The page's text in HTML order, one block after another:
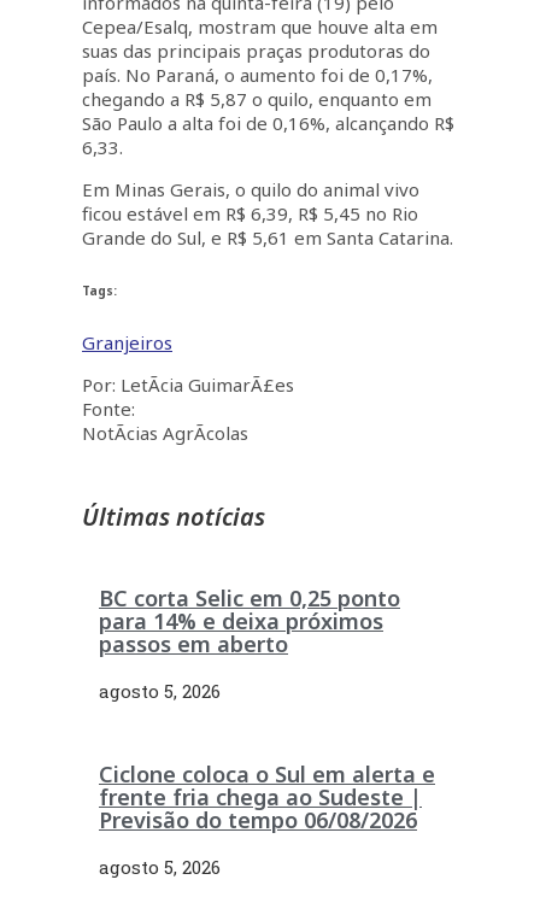
Cepea/Esalq, mostram que houve alta em
suas das principais praças produtoras do
país. No Paraná, o aumento foi de 0,17%,
chegando a R$ 5,87 o quilo, enquanto em
São Paulo a alta foi de 0,16%, alcançando R$
6,33.
Em Minas Gerais, o quilo do animal vivo
ficou estável em R$ 6,39, R$ 5,45 no Rio
Grande do Sul, e R$ 5,61 em Santa Catarina.
Tags:
Granjeiros
Por: LetÃ­cia GuimarÃ£es
Fonte:
NotÃ­cias AgrÃ­colas
Últimas notícias
BC corta Selic em 0,25 ponto
para 14% e deixa próximos
passos em aberto
agosto 5, 2026
Ciclone coloca o Sul em alerta e
frente fria chega ao Sudeste |
Previsão do tempo 06/08/2026
agosto 5, 2026